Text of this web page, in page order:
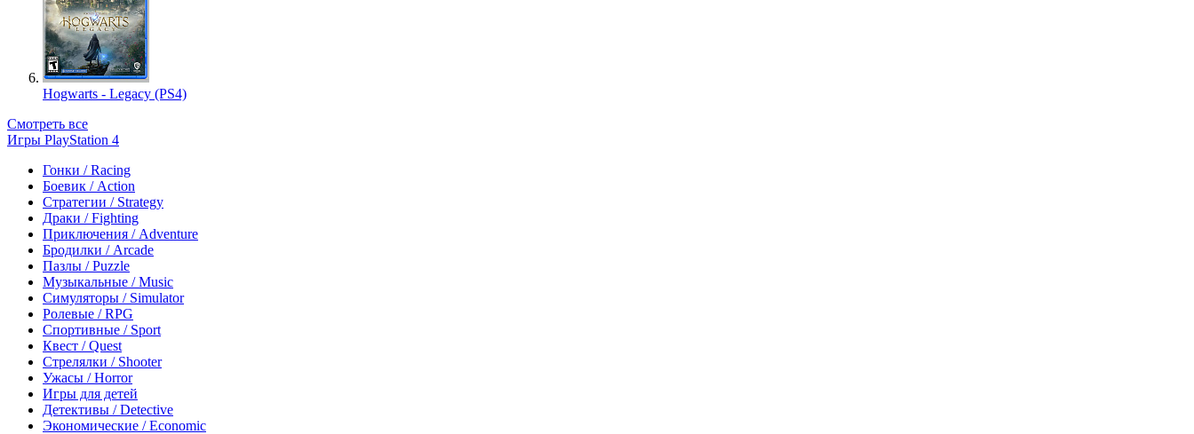
Hogwarts - Legacy (PS4)
Смотреть все
Игры PlayStation 4
Гонки / Racing
Боевик / Action
Стратегии / Strategy
Драки / Fighting
Приключения / Adventure
Бродилки / Arcade
Пазлы / Puzzle
Музыкальные / Music
Симуляторы / Simulator
Ролевые / RPG
Спортивные / Sport
Квест / Quest
Стрелялки / Shooter
Ужасы / Horror
Игры для детей
Детективы / Detective
Экономические / Economic